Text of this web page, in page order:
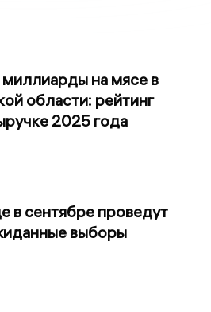
миллиарды на мясе в
области: рейтинг
2025 года
в сентябре проведут
выборы